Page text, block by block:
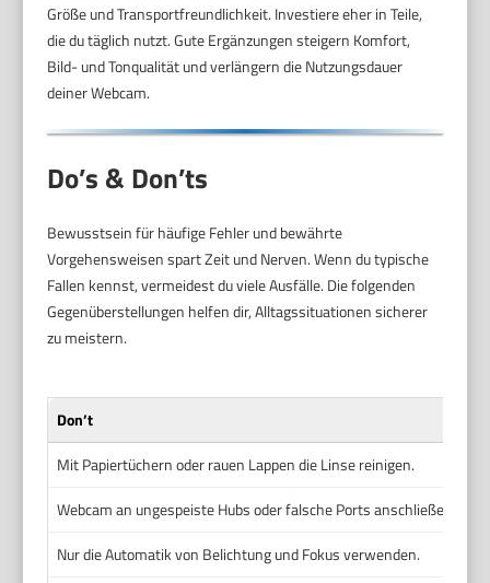
Größe und Transportfreundlichkeit. Investiere eher in Teile,
die du täglich nutzt. Gute Ergänzungen steigern Komfort,
Bild- und Tonqualität und verlängern die Nutzungsdauer
deiner Webcam.
Do’s & Don’ts
Bewusstsein für häufige Fehler und bewährte
Vorgehensweisen spart Zeit und Nerven. Wenn du typische
Fallen kennst, vermeidest du viele Ausfälle. Die folgenden
Gegenüberstellungen helfen dir, Alltagssituationen sicherer
zu meistern.
Don’t
Mit Papiertüchern oder rauen Lappen die Linse reinigen.
Webcam an ungespeiste Hubs oder falsche Ports anschließen.
Nur die Automatik von Belichtung und Fokus verwenden.